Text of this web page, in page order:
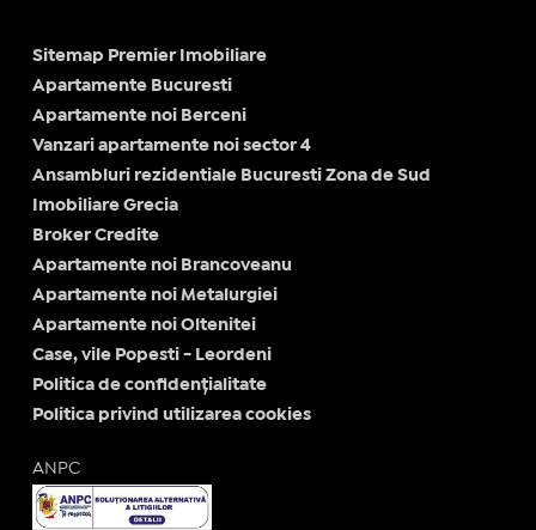
Sitemap Premier Imobiliare
Apartamente Bucuresti
Apartamente noi Berceni
Vanzari apartamente noi sector 4
Ansambluri rezidentiale Bucuresti Zona de Sud
Imobiliare Grecia
Broker Credite
Apartamente noi Brancoveanu
Apartamente noi Metalurgiei
Apartamente noi Oltenitei
Case, vile Popesti - Leordeni
Politica de confidențialitate
Politica privind utilizarea cookies
ANPC